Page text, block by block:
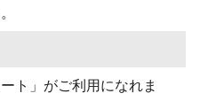
ト」がご利用になれま